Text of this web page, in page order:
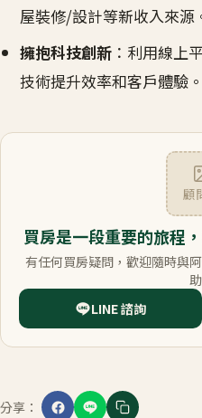
屋裝修/設計等新收入來源
擁抱科技創新 ：利用線上
技術提升效率和客戶體驗。
顧
買房是一段重要的旅程
有任何買房疑問，歡迎隨時與
LINE 諮詢
分享：